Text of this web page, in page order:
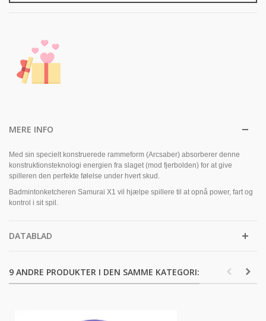
MERE INFO
Med sin specielt konstruerede rammeform (Arcsaber) absorberer denne
konstruktionsteknologi energien fra slaget (mod fjerbolden) for at give
spilleren den perfekte følelse under hvert skud.
Badmintonketcheren Samurai X1 vil hjælpe spillere til at opnå power, fart og
kontrol i sit spil.
DATABLAD
9 ANDRE PRODUKTER I DEN SAMME KATEGORI: